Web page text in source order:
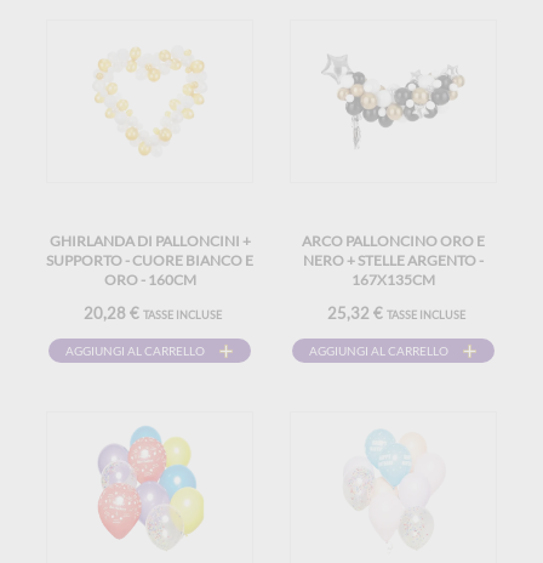
GHIRLANDA DI PALLONCINI +
SUPPORTO - CUORE BIANCO E
ORO - 160CM
20,28 € TASSE INCLUSE
AGGIUNGI AL CARRELLO
ARCO PALLONCINO ORO E
NERO + STELLE ARGENTO -
167X135CM
25,32 € TASSE INCLUSE
AGGIUNGI AL CARRELLO